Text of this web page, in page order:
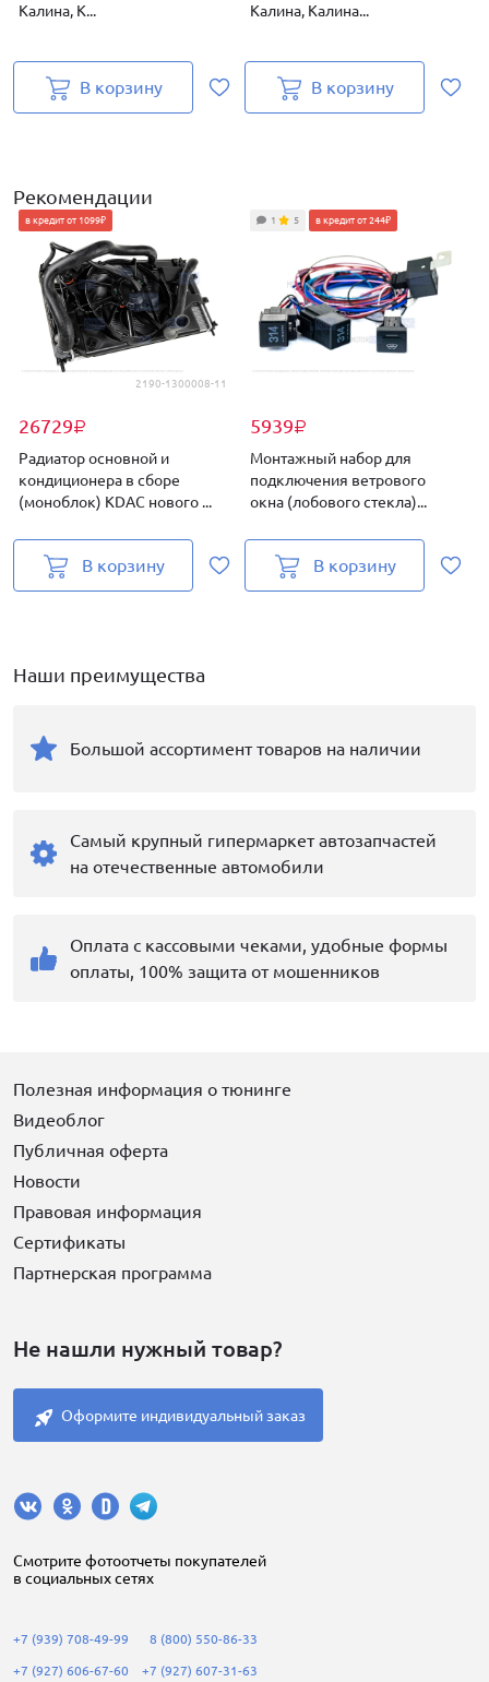
Калина, К...
В корзину
Калина, Калина...
В корзину
Рекомендации
2190-1300008-11
26729₽
в кредит от 1099₽
Радиатор основной и
кондиционера в сборе
(моноблок) KDAC нового ...
В корзину
5939₽
1 5 в кредит от 244₽
Монтажный набор для
подключения ветрового
окна (лобового стекла)...
В корзину
Наши преимущества
Большой ассортимент товаров на наличии
Самый крупный гипермаркет автозапчастей
на отечественные автомобили
Оплата с кассовыми чеками, удобные формы
оплаты, 100% защита от мошенников
Полезная информация о тюнинге
Видеоблог
Публичная оферта
Новости
Правовая информация
Сертификаты
Партнерская программа
Не нашли нужный товар?
Оформите индивидуальный заказ
Cмотрите фотоотчеты покупателей
в социальных сетях
+7 (939) 708-49-99
+7 (927) 606-67-60
8 (800) 550-86-33
+7 (927) 607-31-63